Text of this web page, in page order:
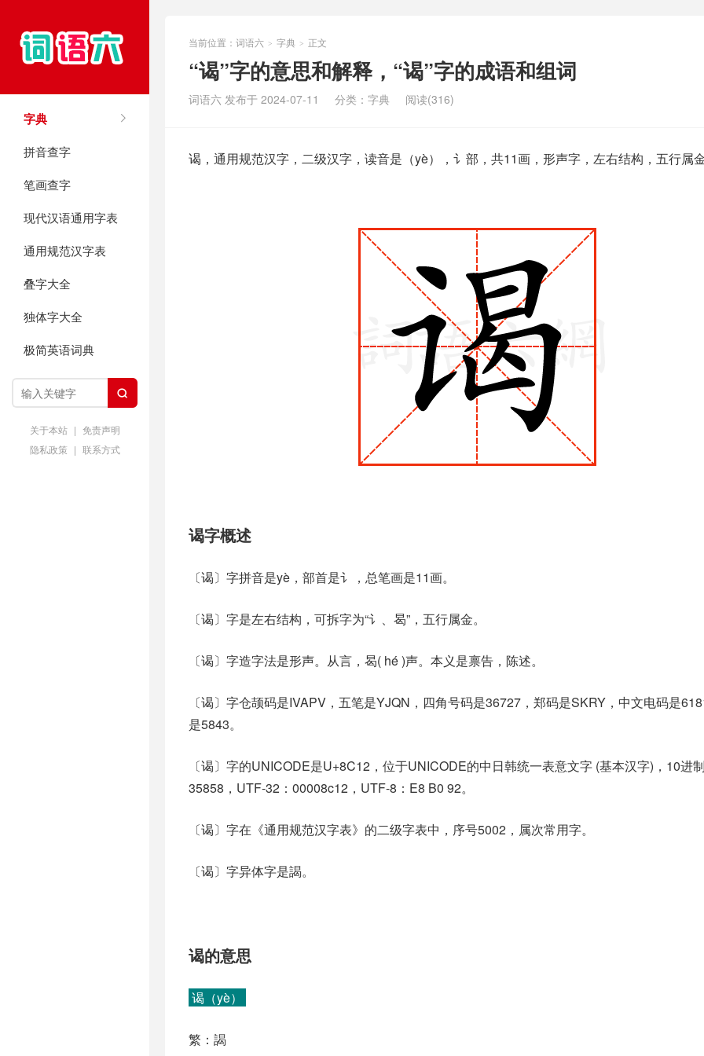
字典
拼音查字
笔画查字
现代汉语通用字表
通用规范汉字表
叠字大全
独体字大全
极简英语词典

关于本站 | 免责声明
隐私政策 | 联系方式
当前位置： 词语六 > 字典 > 正文
“谒”字的意思和解释，“谒”字的成语和组词
词语六 发布于 2024-07-11 分类： 字典 阅读(316)
谒，通用规范汉字，二级汉字，读音是（yè），讠部，共11画，形声字，左右结构，五行属
谒字概述
〔谒〕字拼音是yè，部首是讠，总笔画是11画。
〔谒〕字是左右结构，可拆字为“讠、曷”，五行属金。
〔谒〕字造字法是形声。从言，曷( hé )声。本义是禀告，陈述。
〔谒〕字仓颉码是IVAPV，五笔是YJQN，四角号码是36727，郑码是SKRY，中文电码是
是5843。
〔谒〕字的UNICODE是U+8C12，位于UNICODE的中日韩统一表意文字 (基本汉字)，10进
35858，UTF-32：00008c12，UTF-8：E8 B0 92。
〔谒〕字在《通用规范汉字表》的二级字表中，序号5002，属次常用字。
〔谒〕字异体字是謁。
谒的意思
谒（yè）
繁：謁